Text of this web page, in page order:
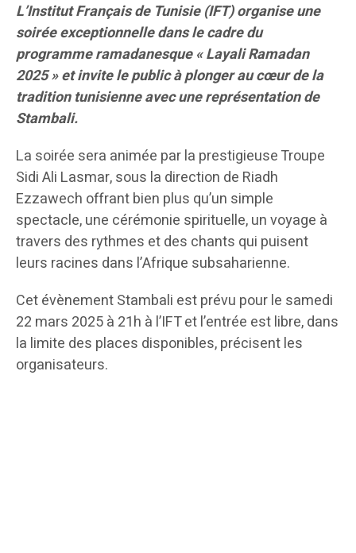
L’Institut Français de Tunisie (IFT) organise une
soirée exceptionnelle dans le cadre du
programme ramadanesque « Layali Ramadan
2025 » et invite le public à plonger au cœur de la
tradition tunisienne avec une représentation de
Stambali.
La soirée sera animée par la prestigieuse Troupe
Sidi Ali Lasmar, sous la direction de Riadh
Ezzawech offrant bien plus qu’un simple
spectacle, une cérémonie spirituelle, un voyage à
travers des rythmes et des chants qui puisent
leurs racines dans l’Afrique subsaharienne.
Cet évènement Stambali est prévu pour le samedi
22 mars 2025 à 21h à l’IFT et l’entrée est libre, dans
la limite des places disponibles, précisent les
organisateurs.